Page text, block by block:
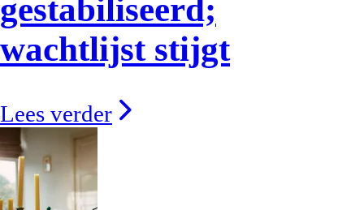
gestabiliseerd;
wachtlijst stijgt
Lees verder